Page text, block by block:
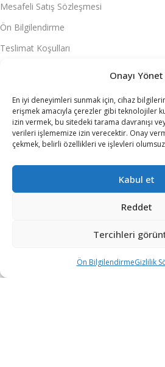
Onayı Yönet
En iyi deneyimleri sunmak için, cihaz
erişmek amacıyla çerezler gibi teknolojiler
izin vermek, bu sitedeki tarama davranışı
verileri işlememize izin verecektir. Onay
çekmek, belirli özellikleri ve işlevleri
Kabul et
Reddet
Tercihleri
Ön BilgilendirmeGizlilik
Mesafeli Satış Sözleşmesi
Ön Bilgilendirme
Teslimat Koşulları
MARKALAR
ACER
ALTUS
ARZUM
BRAUN
SCHAFER